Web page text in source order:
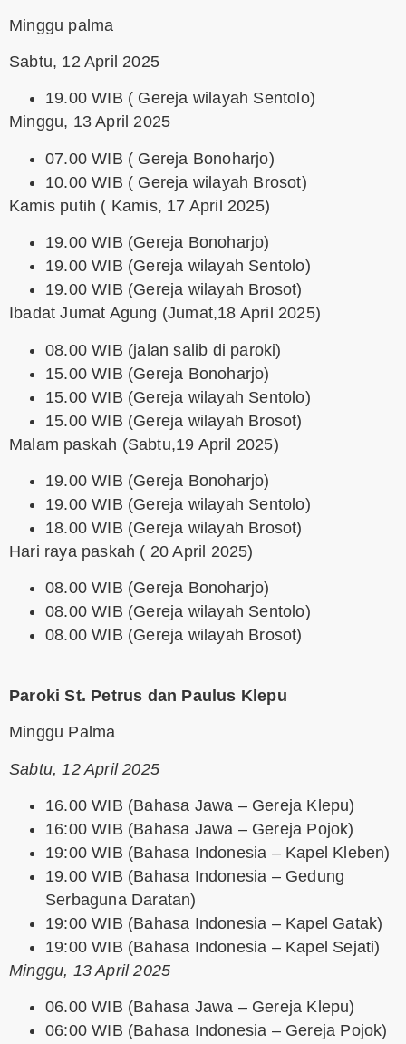
Minggu palma
Sabtu, 12 April 2025
19.00 WIB ( Gereja wilayah Sentolo)
Minggu, 13 April 2025
07.00 WIB ( Gereja Bonoharjo)
10.00 WIB ( Gereja wilayah Brosot)
Kamis putih ( Kamis, 17 April 2025)
19.00 WIB (Gereja Bonoharjo)
19.00 WIB (Gereja wilayah Sentolo)
19.00 WIB (Gereja wilayah Brosot)
Ibadat Jumat Agung (Jumat,18 April 2025)
08.00 WIB (jalan salib di paroki)
15.00 WIB (Gereja Bonoharjo)
15.00 WIB (Gereja wilayah Sentolo)
15.00 WIB (Gereja wilayah Brosot)
Malam paskah (Sabtu,19 April 2025)
19.00 WIB (Gereja Bonoharjo)
19.00 WIB (Gereja wilayah Sentolo)
18.00 WIB (Gereja wilayah Brosot)
Hari raya paskah ( 20 April 2025)
08.00 WIB (Gereja Bonoharjo)
08.00 WIB (Gereja wilayah Sentolo)
08.00 WIB (Gereja wilayah Brosot)
Paroki St. Petrus dan Paulus Klepu
Minggu Palma
Sabtu, 12 April 2025
16.00 WIB (Bahasa Jawa – Gereja Klepu)
16:00 WIB (Bahasa Jawa – Gereja Pojok)
19:00 WIB (Bahasa Indonesia – Kapel Kleben)
19.00 WIB (Bahasa Indonesia – Gedung
Serbaguna Daratan)
19:00 WIB (Bahasa Indonesia – Kapel Gatak)
19:00 WIB (Bahasa Indonesia – Kapel Sejati)
Minggu, 13 April 2025
06.00 WIB (Bahasa Jawa – Gereja Klepu)
06:00 WIB (Bahasa Indonesia – Gereja Pojok)